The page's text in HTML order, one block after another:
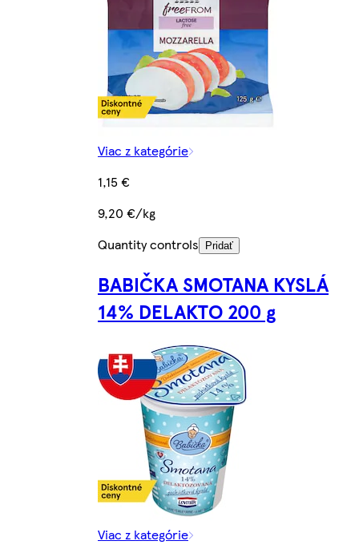
Viac z kategórie
1,15 €
9,20 €/kg
Quantity controls
Pridať
BABIČKA SMOTANA KYSLÁ
14% DELAKTO 200 g
Viac z kategórie